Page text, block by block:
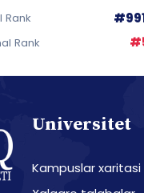
Rank
Rank
Universitet
Kampuslar xaritasi